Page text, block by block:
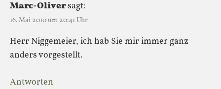
Marc-Oliversagt:
16. Mai 2010 um 20:41 Uhr
Herr Niggemeier, ich hab Sie mir immer ganz
anders vorgestellt.
Antworten